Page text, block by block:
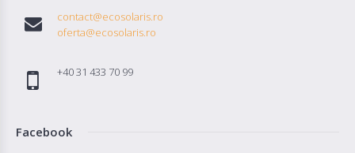
contact@ecosolaris.ro
oferta@ecosolaris.ro
+40 31 433 70 99
Facebook